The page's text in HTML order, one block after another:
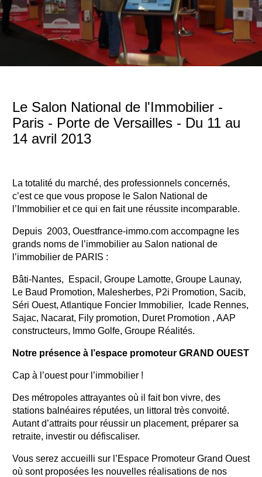
Le Salon National de l'Immobilier -
Paris - Porte de Versailles - Du 11 au
14 avril 2013
La totalité du marché, des professionnels concernés,
c’est ce que vous propose le Salon National de
l’Immobilier et ce qui en fait une réussite incomparable.
Depuis 2003, Ouestfrance-immo.com accompagne les
grands noms de l’immobilier au Salon national de
l’immobilier de PARIS :
Bâti-Nantes, Espacil, Groupe Lamotte, Groupe Launay,
Le Baud Promotion, Malesherbes, P2i Promotion, Sacib,
Séri Ouest, Atlantique Foncier Immobilier, Icade Rennes,
Sajac, Nacarat, Fily promotion, Duret Promotion , AAP
constructeurs, Immo Golfe, Groupe Réalités.
Notre présence à l’espace promoteur GRAND OUEST
Cap à l’ouest pour l’immobilier !
Des métropoles attrayantes où il fait bon vivre, des
stations balnéaires réputées, un littoral très convoité.
Autant d’attraits pour réussir un placement, préparer sa
retraite, investir ou défiscaliser.
Vous serez accueilli sur l’Espace Promoteur Grand Ouest
où sont proposées les nouvelles réalisations de nos